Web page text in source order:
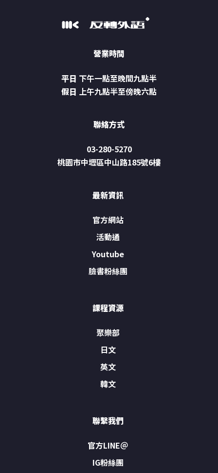
營業時間
平日 下午一點至晚間九點半
假日 上午九點半至傍晚六點
聯絡方式
03-280-5270
桃園市中壢區中山路185號6樓
最新資訊
官方網站
活動通
Youtube
臉書粉絲團
課程資源
聚樂部
日文
英文
韓文
聯繫我們
官方LINE＠
IG粉絲團